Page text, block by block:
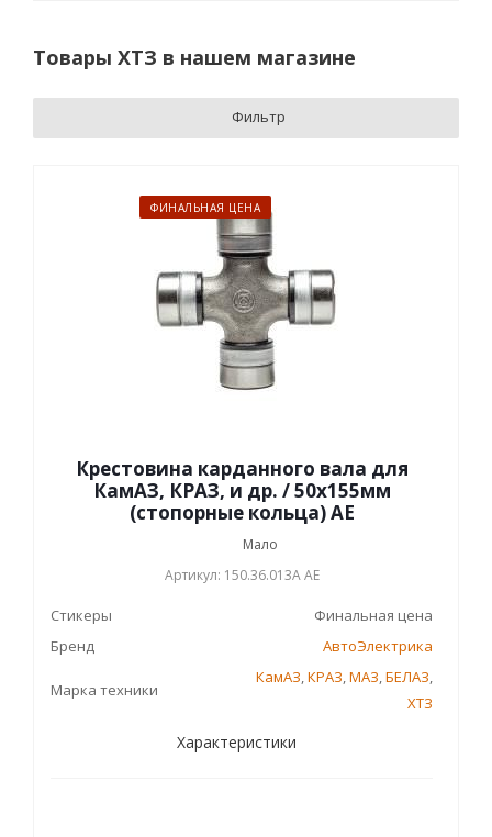
Товары ХТЗ в нашем магазине
Фильтр
ФИНАЛЬНАЯ ЦЕНА
Крестовина карданного вала для
КамАЗ, КРАЗ, и др. / 50х155мм
(стопорные кольца) АЕ
Мало
Артикул: 150.36.013А AE
Стикеры
Финальная цена
Бренд
АвтоЭлектрика
Марка техники
КамАЗ,КРАЗ,МАЗ,БЕЛАЗ,
ХТЗ
Характеристики